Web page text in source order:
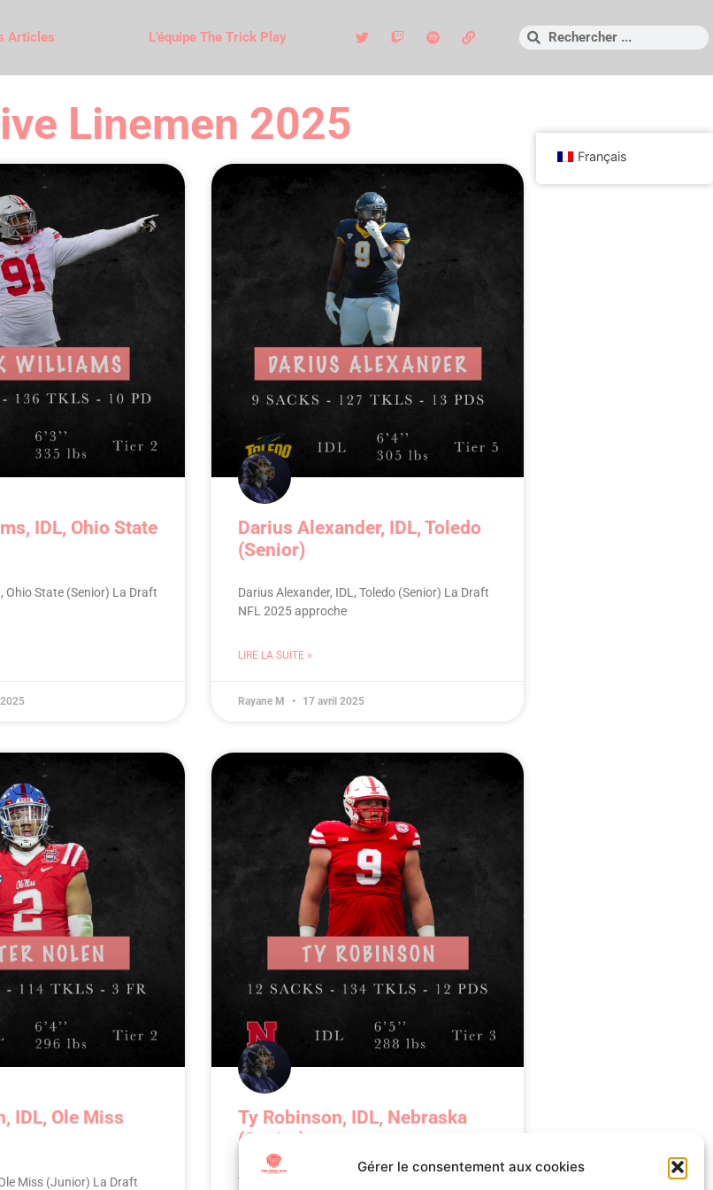
Gérer le consentement aux cookies
Articles L'équipe The Trick Play
Linemen 2025
IDL, Ohio State
Ohio State (Senior) La Draft
Darius Alexander, IDL, Toledo
(Senior)
Darius Alexander, IDL, Toledo (Senior) La Draft
NFL 2025 approche
LIRE LA SUITE »
Rayane M 17 avril 2025
IDL, Ole Miss
Miss (Junior) La Draft
Ty Robinson, IDL, Nebraska
(Senior)
Ty Robinson, IDL, Nebraska (Senior) La Draft
Français